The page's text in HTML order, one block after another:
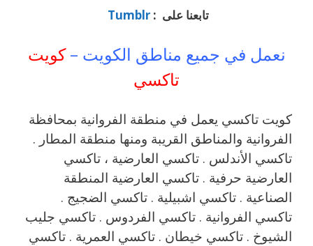
تابعنا على :Tumblr
نعمل في جميع مناطق الكويت –كويت
تاكسي
كويت تاكسي يعمل في منطقة الفروانية بمحافظة
الفروانية والمناطق القريبة ‎ومنها منطقة المطار .
تاكسي الأندلس . تاكسي العارضية ، تاكسي
العارضية حرفية . تاكسي العارضية المنطقة
الصناعية . تاكسي اشبيلية . تاكسي الضجيج .
تاكسي الفروانية . تاكسي الفردوس . تاكسي جليب
الشيوخ . تاكسي خيطان . تاكسي العمرية . تاكسي